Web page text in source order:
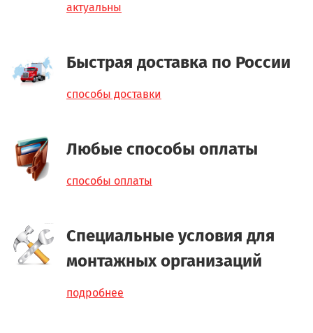
актуальны
Быстрая доставка по России
способы доставки
Любые способы оплаты
способы оплаты
Специальные условия для
монтажных организаций
подробнее